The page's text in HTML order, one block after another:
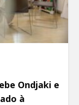
Ondjaki e
à